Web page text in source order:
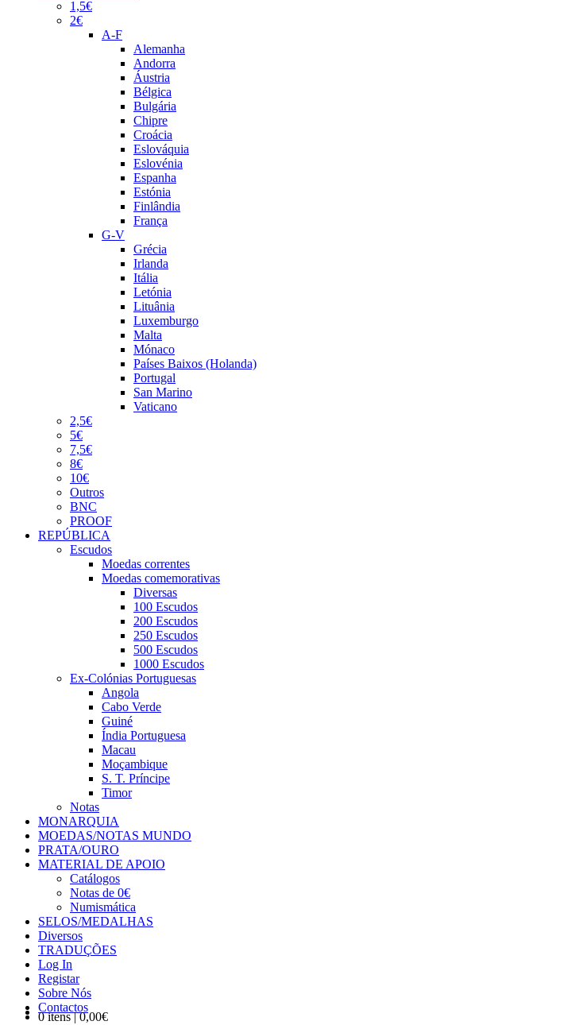
1,5€
2€
A-F
Alemanha
Andorra
Áustria
Bélgica
Bulgária
Chipre
Croácia
Eslováquia
Eslovénia
Espanha
Estónia
Finlândia
França
G-V
Grécia
Irlanda
Itália
Letónia
Lituânia
Luxemburgo
Malta
Mónaco
Países Baixos (Holanda)
Portugal
San Marino
Vaticano
2,5€
5€
7,5€
8€
10€
Outros
BNC
PROOF
REPÚBLICA
Escudos
Moedas correntes
Moedas comemorativas
Diversas
100 Escudos
200 Escudos
250 Escudos
500 Escudos
1000 Escudos
Ex-Colónias Portuguesas
Angola
Cabo Verde
Guiné
Índia Portuguesa
Macau
Moçambique
S. T. Príncipe
Timor
Notas
MONARQUIA
MOEDAS/NOTAS MUNDO
PRATA/OURO
MATERIAL DE APOIO
Catálogos
Notas de 0€
Numismática
SELOS/MEDALHAS
Diversos
TRADUÇÕES
Log In
Registar
Sobre Nós
Contactos
0 itens | 0,00€